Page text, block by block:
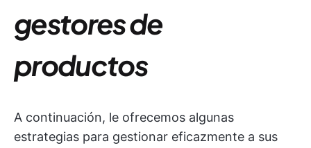
gestores de
productos
A continuación, le ofrecemos algunas
estrategias para gestionar eficazmente a sus